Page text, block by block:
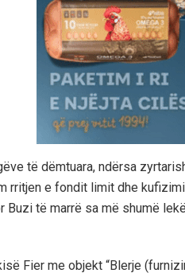
të dëmtuara, ndërsa
rritjen e fondit limit dhe
Buzi të marrë sa më shumë
Fier me objekt “Blerje